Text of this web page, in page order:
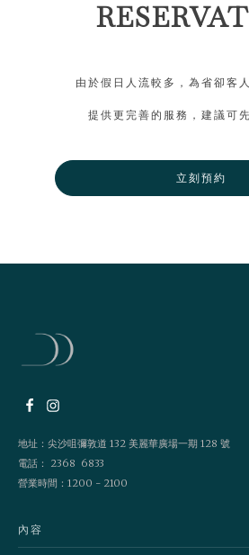
由於假日人流較多，為省卻客
提供更完善的服務，建議可
立刻預約
地址：尖沙咀彌敦道 132 美麗華廣場一期 128 號
電話： 2368 6833
營業時間：1200 - 2100
內容